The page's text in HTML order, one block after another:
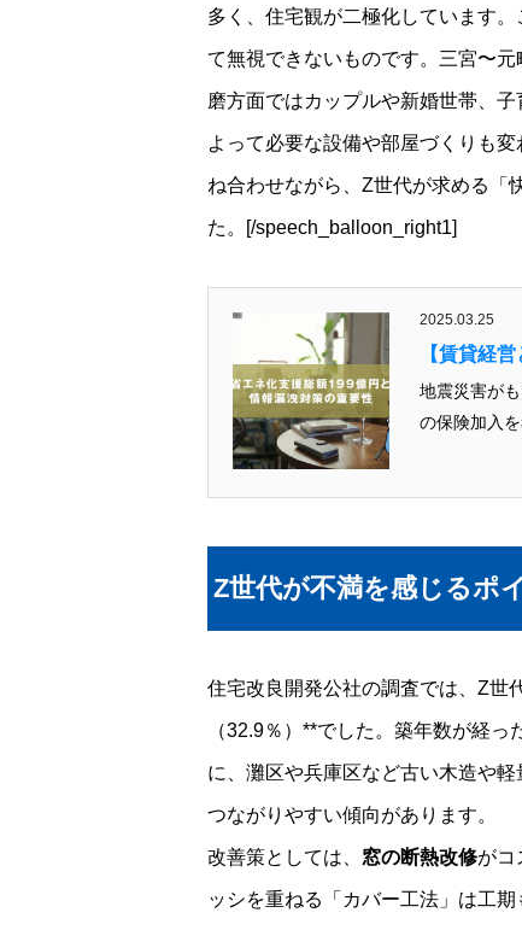
多く、住宅観が二極化しています
て無視できないものです。三宮〜
磨方面ではカップルや新婚世帯、
よって必要な設備や部屋づくりも
ね合わせながら、Z世代が求める「
た。[/speech_balloon_right1]
2025.03.25
【賃貸経
地震災害がもたらすリスクと
Z世代が不満を感じるポ
住宅改良開発公社の調査では、Z世
（32.9％）**でした。築年数が経
に、灘区や兵庫区など古い木造や
つながりやすい傾向があります。
改善策としては、 窓の断熱改修がコ
ッシを重ねる「カバー工法」は工